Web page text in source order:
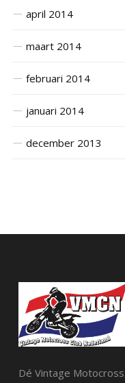
april 2014
maart 2014
februari 2014
januari 2014
december 2013
Dé Vintage